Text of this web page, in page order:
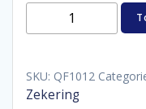
norm
steekzekering
SKU: QF1012
Zekering